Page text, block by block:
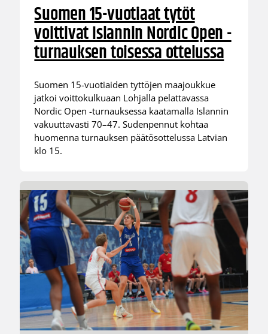
Suomen 15-vuotiaat tytöt
voittivat Islannin Nordic Open -
turnauksen toisessa ottelussa
Suomen 15-vuotiaiden tyttöjen maajoukkue
jatkoi voittokulkuaan Lohjalla pelattavassa
Nordic Open -turnauksessa kaatamalla Islannin
vakuuttavasti 70–47. Sudenpennut kohtaa
huomenna turnauksen päätösottelussa Latvian
klo 15.